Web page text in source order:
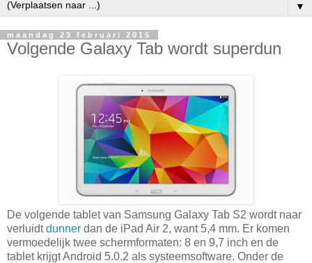
▼
maandag 23 februari 2015
Volgende Galaxy Tab wordt superdun
De volgende tablet van Samsung Galaxy Tab S2 wordt naar
verluidtdunner dan de iPad Air 2, want 5,4 mm. Er komen
vermoedelijk twee schermformaten: 8 en 9,7 inch en de
tablet krijgt Android 5.0.2 als systeemsoftware. Onder de